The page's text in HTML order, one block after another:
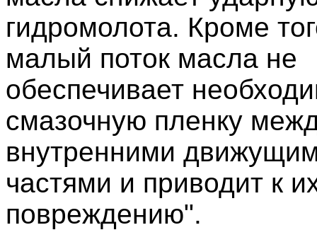
гидромолота. Кроме
малый поток масла не
обеспечивает
смазочную пленку
внутренними
частями и приводит к
повреждению".